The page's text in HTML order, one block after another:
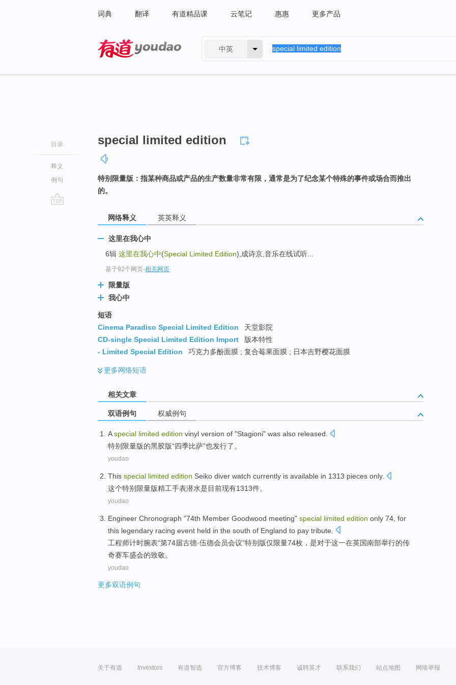
词典 翻译 有道精品课 云笔记 惠惠 更多产品
中英
目录
释义
例句
special limited edition
特别限量版：指某种商品或产品的生产数量非常有限，通常是为了纪念某个特殊的事件或场合而推出
的。
网络释义 英英释义
这里在我心中
6辑 这里在我心中(Special Limited Edition),成诗京,音乐在线试听...
基于92个网页-相关网页
限量版
我心中
短语
Cinema Paradiso Special Limited Edition
天堂影院
CD-single Special Limited Edition Import
版本特性
- Limited Special Edition
巧克力多酚面膜 ; 复合莓果面膜 ; 日本吉野樱花面膜
更多网络短语
相关文章
双语例句 权威例句
Aspecial limited edition vinyl version of "Stagioni" was also released
特别 限量版的黑胶版“四季比萨”也发行了 。
youdao
This special limited edition Seiko diver watch currently is available in 1313 pieces only.
这个特别 限量版精工手表潜水是目前现有1313件。
youdao
Engineer Chronograph "74th Member Goodwood meeting" special limited edition only 74, for
this legendary racing event held in the south of England to pay tribute
工程师计时腕表“第74届古德·伍德会员会议”特别 版仅 限量74枚， 是对于这一在英国南部举行的传
奇赛车盛会的致敬。
youdao
更多双语例句
关于有道 Investors 有道智选 官方博客 技术博客 诚聘英才 联系我们 站点地图 网络举报